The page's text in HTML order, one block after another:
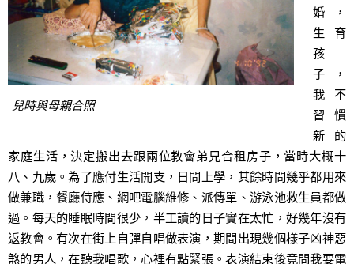
兒時與母親合照
婚，
生育
孩
子，
我不
習慣
新的
家庭生活，決定搬出去跟兩位教會弟兄合租房子，當時大概十
八、九歲。為了應付生活開支，日間上學，其餘時間幾乎都用來
做兼職，餐廳侍應、網吧電腦維修、派傳單、游泳池救生員都做
過。每天的睡眠時間很少，半工讀的日子實在太忙，好幾年沒有
返教會。有次在街上自彈自唱做表演，期間出現幾個樣子凶神惡
煞的男人，在聽我唱歌，心裡有點緊張。表演結束後竟問我要電